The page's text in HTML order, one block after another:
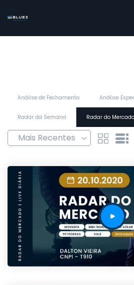
Análise de Fechamento Análise
Radar da Semana Radar do Mercado